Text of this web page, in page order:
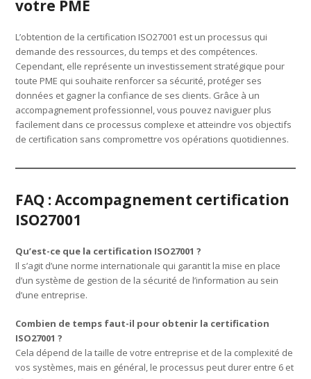
votre PME
L’obtention de la certification ISO27001 est un processus qui
demande des ressources, du temps et des compétences.
Cependant, elle représente un investissement stratégique pour
toute PME qui souhaite renforcer sa sécurité, protéger ses
données et gagner la confiance de ses clients. Grâce à un
accompagnement professionnel, vous pouvez naviguer plus
facilement dans ce processus complexe et atteindre vos objectifs
de certification sans compromettre vos opérations quotidiennes.
FAQ : Accompagnement certification
ISO27001
Qu’est-ce que la certification ISO27001 ?
Il s’agit d’une norme internationale qui garantit la mise en place
d’un système de gestion de la sécurité de l’information au sein
d’une entreprise.
Combien de temps faut-il pour obtenir la certification
ISO27001 ?
Cela dépend de la taille de votre entreprise et de la complexité de
vos systèmes, mais en général, le processus peut durer entre 6 et